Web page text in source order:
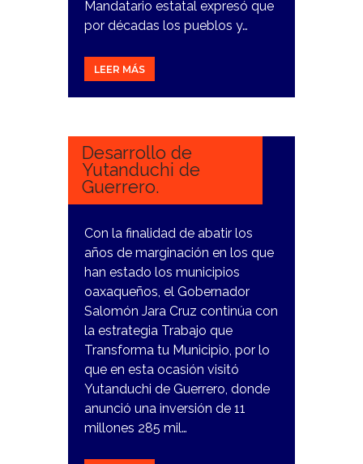
Mandatario estatal expresó que
por décadas los pueblos y…
LEER MÁS
16
Desarrollo de
Yutanduchi de
Guerrero.
Con la finalidad de abatir los
años de marginación en los que
han estado los municipios
oaxaqueños, el Gobernador
Salomón Jara Cruz continúa con
la estrategia Trabajo que
Transforma tu Municipio, por lo
que en esta ocasión visitó
Yutanduchi de Guerrero, donde
anunció una inversión de 11
millones 285 mil…